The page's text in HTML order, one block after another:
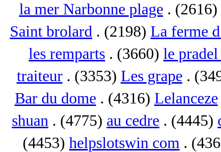
la mer Narbonne plage . (2616)
Saint brolard . (2198) La ferme
les remparts . (3660) le
traiteur. (3353) Les grape .
Bar du dome . (4316) Lelanceze
shuan . (4775) au cedre . (4445)
(4453) helpslotswin com .